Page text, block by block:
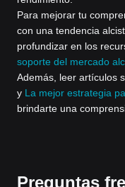
Para mejorar tu
con una tendencia
profundizar en los
soporte del mercado
Además, leer artículos
y La mejor estrategia
brindarte una
Preguntas